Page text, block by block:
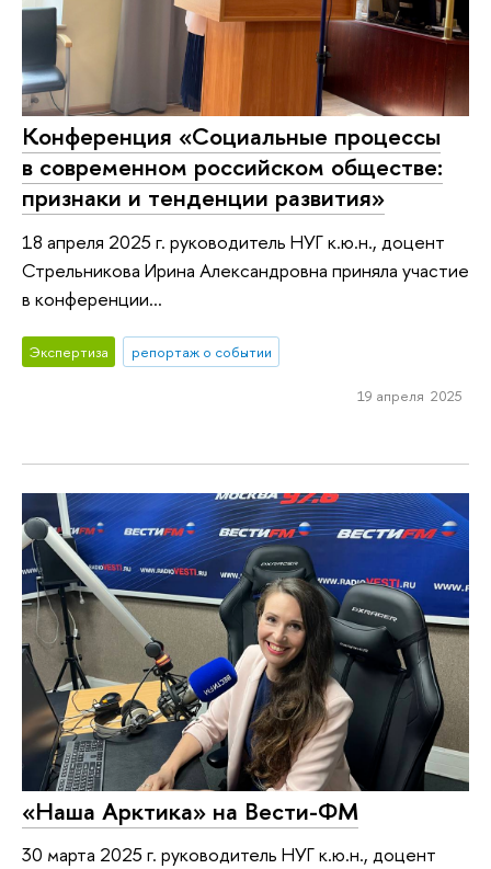
Конференция «Социальные процессы
в современном российском обществе:
признаки и тенденции развития»
18 апреля 2025 г. руководитель НУГ к.ю.н., доцент
Стрельникова Ирина Александровна приняла участие
в конференции...
Экспертиза репортаж о событии
19 апреля 2025
«Наша Арктика» на Вести-ФМ
30 марта 2025 г. руководитель НУГ к.ю.н., доцент